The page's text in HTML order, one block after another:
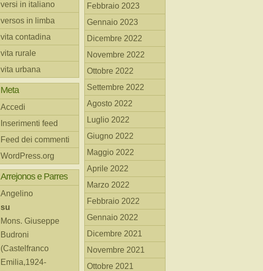
versi in italiano
versos in limba
vita contadina
vita rurale
vita urbana
Meta
Accedi
Inserimenti feed
Feed dei commenti
WordPress.org
Arrejonos e Parres
Angelino
su
Mons. Giuseppe
Budroni
(Castelfranco
Emilia,1924-
Febbraio 2023
Gennaio 2023
Dicembre 2022
Novembre 2022
Ottobre 2022
Settembre 2022
Agosto 2022
Luglio 2022
Giugno 2022
Maggio 2022
Aprile 2022
Marzo 2022
Febbraio 2022
Gennaio 2022
Dicembre 2021
Novembre 2021
Ottobre 2021